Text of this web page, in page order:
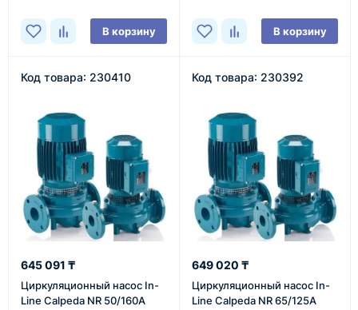
В корзину В корзину
Код товара: 230410
645 091 ₸
Циркуляционный насос In-
Line Calpeda NR 50/160A
Код товара: 230392
649 020 ₸
Циркуляционный насос In-
Line Calpeda NR 65/125A